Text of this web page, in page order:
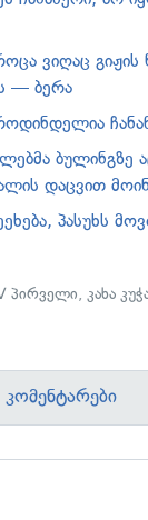
ვიღაც გიჟის
— ბერა
ბულინგზე
დაცვით
პასუხს
პირველი,კახა
კომენტარები